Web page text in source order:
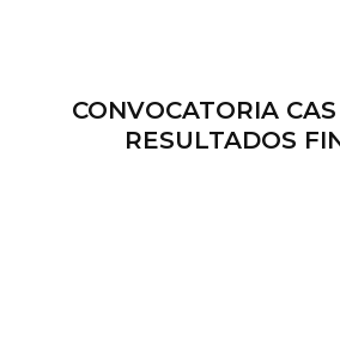
CONVOCATORIA
RESULTADOS